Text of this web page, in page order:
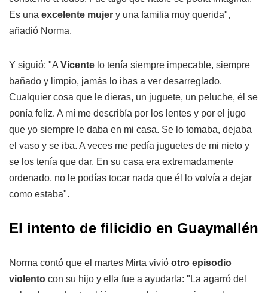
Es una excelente mujer y una familia muy querida",
añadió Norma.
Y siguió: "A Vicente lo tenía siempre impecable, siempre
bañado y limpio, jamás lo ibas a ver desarreglado.
Cualquier cosa que le dieras, un juguete, un peluche, él se
ponía feliz. A mí me describía por los lentes y por el jugo
que yo siempre le daba en mi casa. Se lo tomaba, dejaba
el vaso y se iba. A veces me pedía juguetes de mi nieto y
se los tenía que dar. En su casa era extremadamente
ordenado, no le podías tocar nada que él lo volvía a dejar
como estaba".
El intento de filicidio en Guaymallén
Norma contó que el martes Mirta vivió otro episodio
violento con su hijo y ella fue a ayudarla: "La agarró del